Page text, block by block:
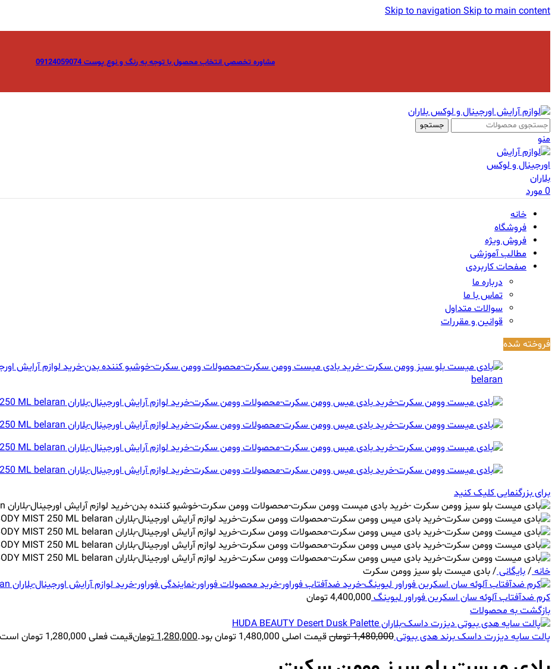
Skip to navigationSkip to main content
مشاوره تخصصی انتخاب محصول با توجه به رنگ و نوع پوست 09124059074
جستجو
منو
0مورد
خانه
فروشگاه
فروش ویژه
مطالب آموزشی
صفحات کاربردی
درباره ما
تماس با ما
سوالات متداول
قوانین و مقررات
فروخته شده
برای بزرگنمایی کلیک کنید
خانه/بایگانی/بادی میست بلو سیز وومن سکرت
کرم ضدآفتاب آلوئه سان اسکرین فوراور لیوینگ4,400,000تومان
بازگشت به محصولات
پالت سایه دیزرت داسک برند هدی بیوتی1,480,000تومانقیمت اصلی 1,480,000 تومان بود. 1,280,000تومانقیمت فعلی 1,280,000 تومان است.